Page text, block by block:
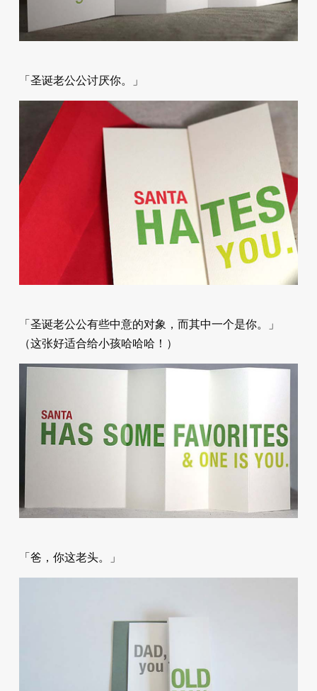
「圣诞老公公讨厌你。」
「圣诞老公公有些中意的对象，而其中一个是你。」
（这张好适合给小孩哈哈哈！）
「爸，你这老头。」